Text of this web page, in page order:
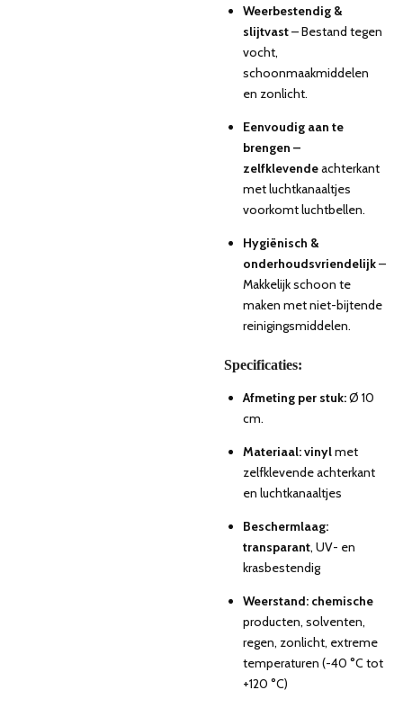
Weerbestendig &
slijtvast– Bestand tegen
vocht,
schoonmaakmiddelen
en zonlicht.
Eenvoudig aan te
brengen –
zelfklevendeachterkant
met luchtkanaaltjes
voorkomt luchtbellen.
Hygiënisch &
onderhoudsvriendelijk–
Makkelijk schoon te
maken met niet-bijtende
reinigingsmiddelen.
Specificaties:
Afmeting per stuk:Ø 10
cm.
Materiaal: vinylmet
zelfklevende achterkant
en luchtkanaaltjes
Beschermlaag:
transparant, UV- en
krasbestendig
Weerstand: chemische
producten, solventen,
regen, zonlicht, extreme
temperaturen (-40 °C tot
+120 °C)